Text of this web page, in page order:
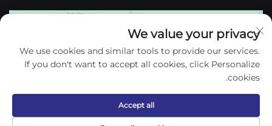
حقوق النشر © 2025 شركة ديتشو كيجون لمعدات التلقائية المحدودة. —
We value your privacy
We use cookies and similar tools to provide our services.
If you don't want to accept all cookies, click Personalize
cookies.
Accept all